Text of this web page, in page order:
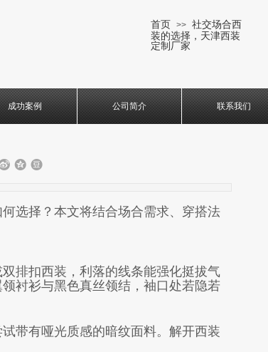
首页 >> 社交场合西
装的选择，天津西装
定制厂家
成功案例 公司简介 联系我们
选择？本文将结合场合需求、穿搭法
排扣西装，利落的线条能强化挺拔气
衬衫与黑色真丝领结，袖口处若隐若
带有哑光质感的暗纹面料。解开西装